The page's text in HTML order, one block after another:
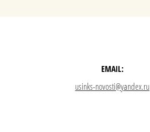
EMAIL:
usinks-novosti@yandex.ru